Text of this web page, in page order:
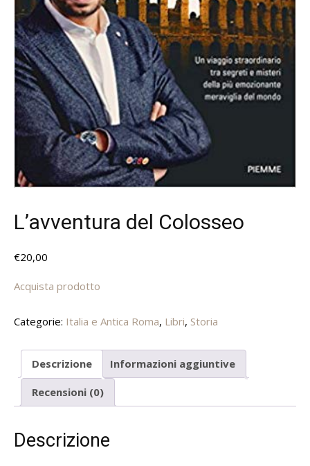
L’avventura del Colosseo
€20,00
Acquista prodotto
Categorie: Italia e Antica Roma, Libri, Storia
Descrizione Informazioni aggiuntive
Recensioni (0)
Descrizione